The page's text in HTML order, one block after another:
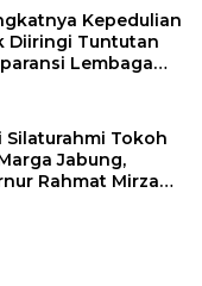
Kepedulian
Diiringi Tuntutan
Lembaga
Silaturahmi Tokoh
Jabung,
Rahmat Mirzani